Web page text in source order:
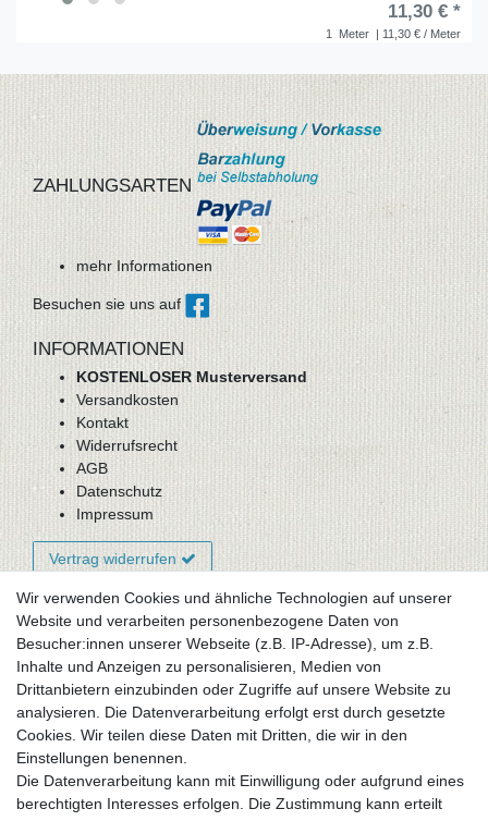
1 Meter | 11,30 € / Meter
11,30 € *
ZAHLUNGSARTEN
mehr Informationen
Besuchen sie uns auf
INFORMATIONEN
KOSTENLOSER Musterversand
Versandkosten
Kontakt
Widerrufsrecht
AGB
Datenschutz
Impressum
Vertrag widerrufen
Newsletter-Anmeldung
FAQ / Fragen
Mein Warenkorb
Mein Merkzettel
Mein Konto
UNSER LADENGESCHÄFT
Gottlieb-Daimler-Str. 10
Wir verwenden Cookies und ähnliche Technologien auf unserer
Website und verarbeiten personenbezogene Daten von
Besucher:innen unserer Webseite (z.B. IP-Adresse), um z.B.
Inhalte und Anzeigen zu personalisieren, Medien von
Drittanbietern einzubinden oder Zugriffe auf unsere Website zu
analysieren. Die Datenverarbeitung erfolgt erst durch gesetzte
Cookies. Wir teilen diese Daten mit Dritten, die wir in den
Einstellungen benennen.
Die Datenverarbeitung kann mit Einwilligung oder aufgrund eines
berechtigten Interesses erfolgen. Die Zustimmung kann erteilt